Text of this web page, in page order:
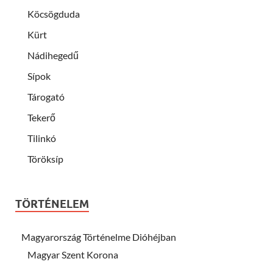
Köcsögduda
Kürt
Nádihegedű
Sípok
Tárogató
Tekerő
Tilinkó
Töröksíp
TÖRTÉNELEM
Magyarország Történelme Dióhéjban
Magyar Szent Korona